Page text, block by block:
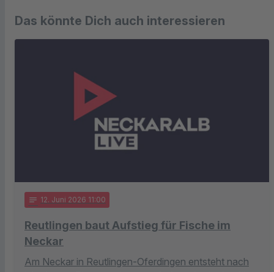
Das könnte Dich auch interessieren
notes 12. Juni 2026 11:00
Reutlingen baut Aufstieg für Fische im
Neckar
Am Neckar in Reutlingen-Oferdingen entsteht nach